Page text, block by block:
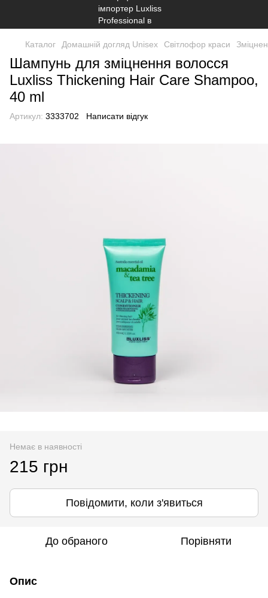
Каталог Домашній догляд Unisex Світлофор краси
Шампунь для зміцнення волосся
Luxliss Thickening Hair Care Shampoo,
40 ml
Артикул: 3333702 Написати відгук
Немає в наявності
215 грн
Повідомити, коли з'явиться
До обраного Порівняти
Опис